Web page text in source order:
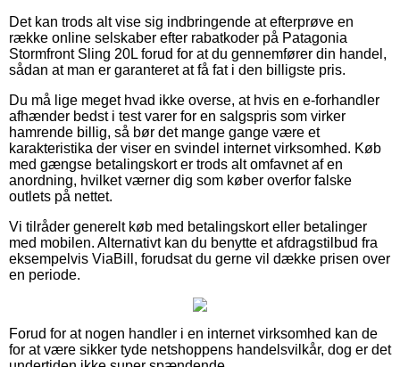
Det kan trods alt vise sig indbringende at efterprøve en
række online selskaber efter rabatkoder på Patagonia
Stormfront Sling 20L forud for at du gennemfører din handel,
sådan at man er garanteret at få fat i den billigste pris.
Du må lige meget hvad ikke overse, at hvis en e-forhandler
afhænder bedst i test varer for en salgspris som virker
hamrende billig, så bør det mange gange være et
karakteristika der viser en svindel internet virksomhed. Køb
med gængse betalingskort er trods alt omfavnet af en
anordning, hvilket værner dig som køber overfor falske
outlets på nettet.
Vi tilråder generelt køb med betalingskort eller betalinger
med mobilen. Alternativt kan du benytte et afdragstilbud fra
eksempelvis ViaBill, forudsat du gerne vil dække prisen over
en periode.
Forud for at nogen handler i en internet virksomhed kan de
for at være sikker tyde netshoppens handelsvilkår, dog er det